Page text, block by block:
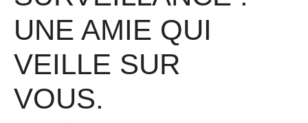
UNE AMIE QUI
VEILLE SUR
VOUS.